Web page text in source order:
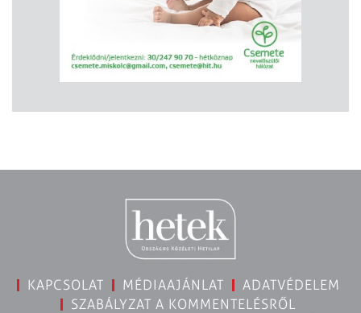
KAPCSOLAT MÉDIAAJÁNLAT
ADATVÉDELEM
SZABÁLYZAT A KOMMENTELÉSRŐL